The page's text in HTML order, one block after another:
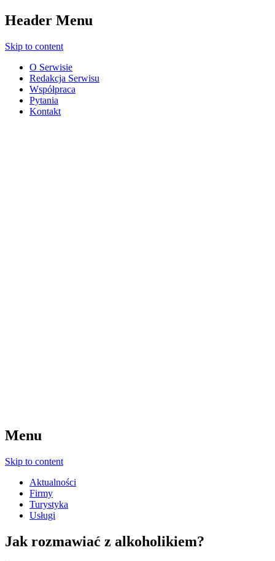
Header Menu
Skip to content
O Serwisie
Redakcja Serwisu
Współpraca
Pytania
Kontakt
Menu
Skip to content
Aktualności
Firmy
Turystyka
Usługi
Jak rozmawiać z alkoholikiem?